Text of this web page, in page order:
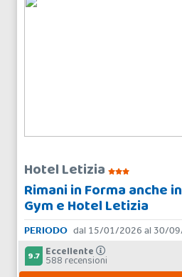
Hotel Letizia
Rimani in Forma anche
Gym e Hotel Letizia
PERIODO dal 15/01/2026 al 30/
9.7 Eccellente
588 recensioni